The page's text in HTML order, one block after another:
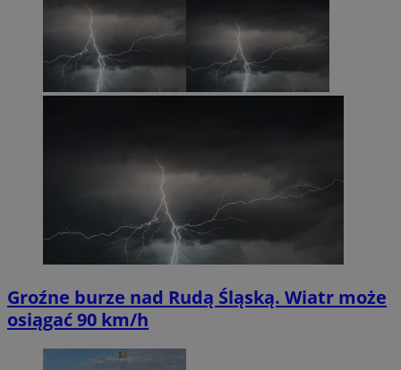
Groźne burze nad Rudą Śląską. Wiatr może
osiągać 90 km/h